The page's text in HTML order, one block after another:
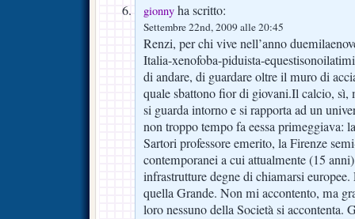
gionny ha scritto:
Settembre 22nd, 2009 alle 20:45
Renzi, per chi vive nell’anno
Italia-xenofoba-piduista-
di andare, di guardare oltre il muro di
quale sbattono fior di giovani.Il calcio, sì,
si guarda intorno e si rapporta ad un
non troppo tempo fa eessa primeggiava:
Sartori professore emerito, la Firenze
contemporanei a cui attualmente (15
infrastrutture degne di chiamarsi
quella Grande. Non mi accontento, ma
loro nessuno della Società si accontenta.